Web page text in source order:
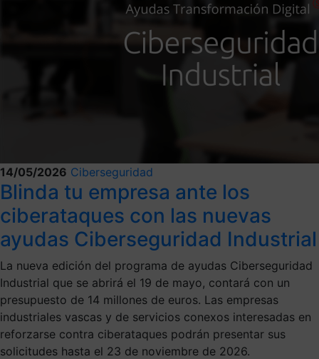
14/05/2026 Ciberseguridad
Blinda tu empresa ante los
ciberataques con las nuevas
ayudas Ciberseguridad Industrial
La nueva edición del programa de ayudas Ciberseguridad
Industrial que se abrirá el 19 de mayo, contará con un
presupuesto de 14 millones de euros. Las empresas
industriales vascas y de servicios conexos interesadas en
reforzarse contra ciberataques podrán presentar sus
solicitudes hasta el 23 de noviembre de 2026.